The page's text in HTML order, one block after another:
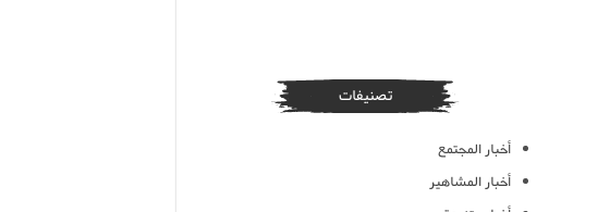
تصنيفات
أخبار المجتمع
أخبار المشاهير